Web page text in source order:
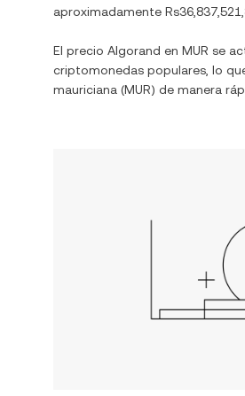
aproximadamente
El precio Algorand en MUR se
criptomonedas populares, lo
mauriciana (MUR) de manera